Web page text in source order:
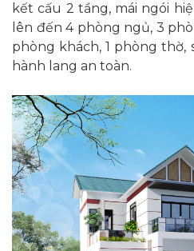
kết cấu 2 tầng, mái ngói
lên đến 4 phòng ngủ, 3
phòng khách, 1 phòng thờ,
hành lang an toàn.